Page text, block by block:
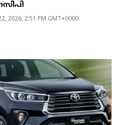
2026, 2:51 PM GMT+0000